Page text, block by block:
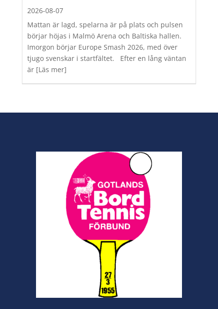
2026-08-07
Mattan är lagd, spelarna är på plats och pulsen
börjar höjas i Malmö Arena och Baltiska hallen.
Imorgon börjar Europe Smash 2026, med över
tjugo svenskar i startfältet. Efter en lång väntan
är [Läs mer]